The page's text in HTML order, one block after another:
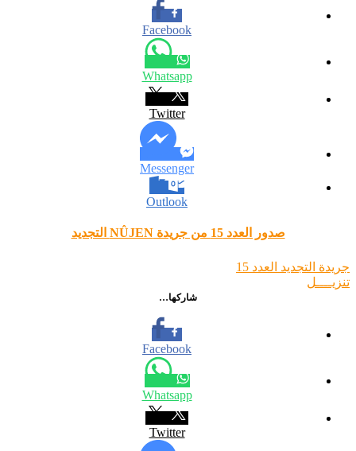
Facebook
Whatsapp
Twitter
Messenger
Outlook
صدور العدد 15 من جريدة NÛJEN التجديد
تنزيــــل
شاركها…
Facebook
Whatsapp
Twitter